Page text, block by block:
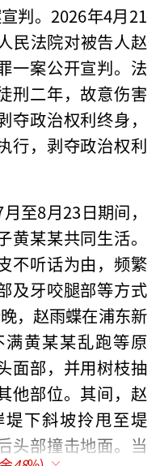
判。2026年4月21
民法院对被告人赵
一案公开宣判。法
刑二年，故意伤害
政治权利终身，
行，剥夺政治权利
至8月23日期间，
某某共同生活。
不听话为由，频繁
及牙咬腿部等方式
，赵雨蝶在浦东新
黄某某乱跑等原
面部，并用树枝抽
他部位。其间，赵
下斜坡拎甩至堤
头部撞击地面。当